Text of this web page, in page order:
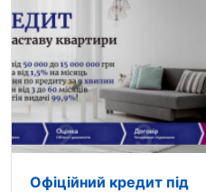
Офіційний кредит під